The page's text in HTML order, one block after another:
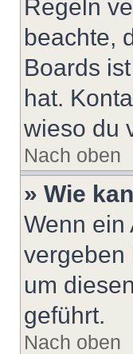
Regeln
beachte,
Boards
hat.
wieso du
Nach oben
» Wie
Wenn ein
vergeben
um
geführt.
Nach oben